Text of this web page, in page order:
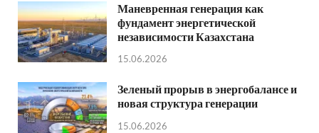
Маневренная генерация как
фундамент энергетической
независимости Казахстана
15.06.2026
Зеленый прорыв в энергобалансе и
новая структура генерации
15.06.2026